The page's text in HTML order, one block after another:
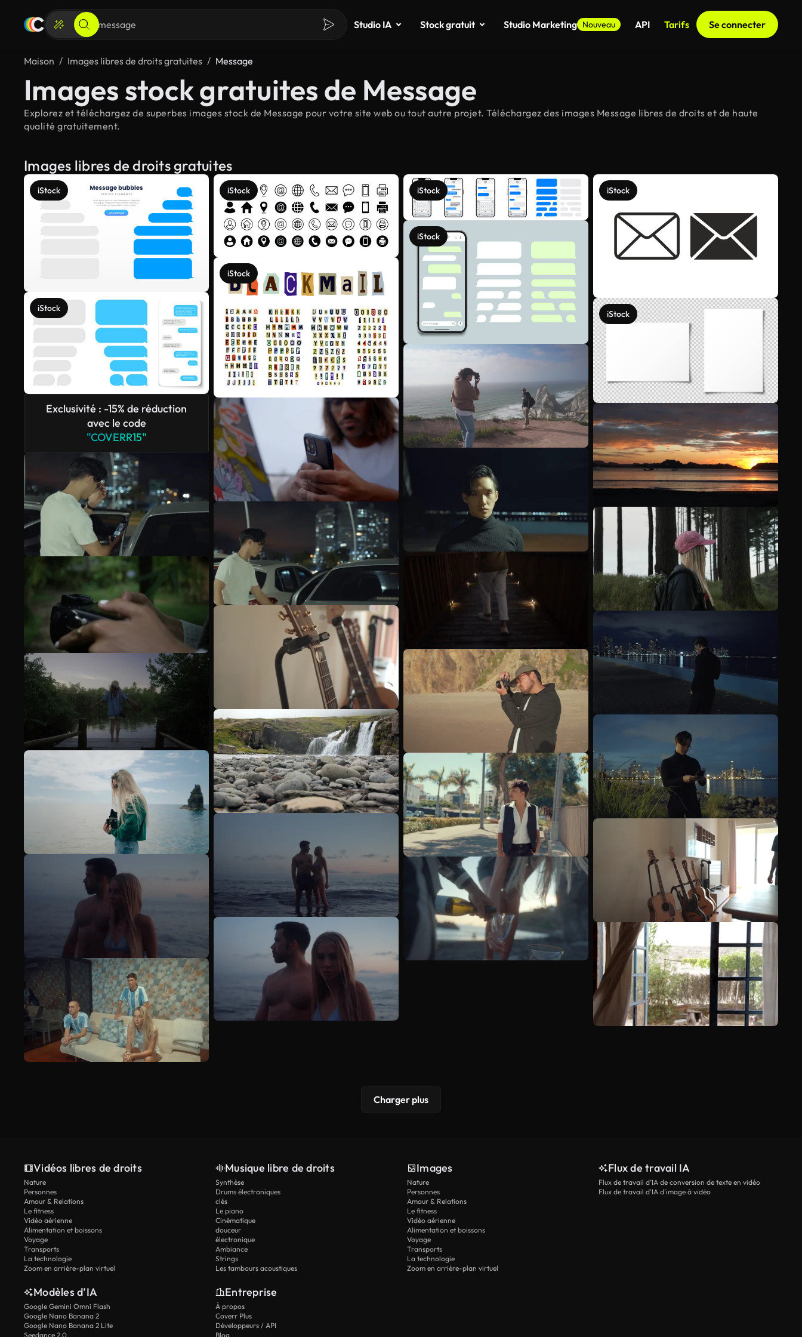
Studio IA Stock gratuit Studio Marketing Nouveau API Tarifs Se connecter
Maison Images libres de droits gratuites Message
Images stock gratuites de Message
Explorez et téléchargez de superbes images stock de Message pour votre site web ou tout autre projet. Téléchargez des images Message libres de droits et de haute
qualité gratuitement.
Images libres de droits gratuites
iStock
iStock
Exclusivité : -15% de réduction
avec le code
"COVERR15"
iStock
iStock
iStock
iStock
iStock
iStock
Voir plus
Charger plus
Vidéos libres de droits
Nature
Personnes
Amour & Relations
Le fitness
Vidéo aérienne
Alimentation et boissons
Voyage
Transports
La technologie
Zoom en arrière-plan virtuel
Musique libre de droits
Synthèse
Drums électroniques
clés
Le piano
Cinématique
douceur
électronique
Ambiance
Strings
Les tambours acoustiques
Images
Nature
Personnes
Amour & Relations
Le fitness
Vidéo aérienne
Alimentation et boissons
Voyage
Transports
La technologie
Zoom en arrière-plan virtuel
Flux de travail IA
Flux de travail d’IA de conversion de texte en vidéo
Flux de travail d’IA d’image à vidéo
Modèles d’IA
Google Gemini Omni Flash
Google Nano Banana 2
Google Nano Banana 2 Lite
Seedance 2.0
Entreprise
À propos
Coverr Plus
Développeurs / API
Blog